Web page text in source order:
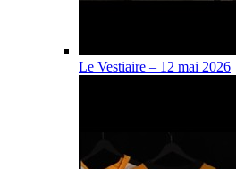
Le Vestiaire – 12 mai 2026